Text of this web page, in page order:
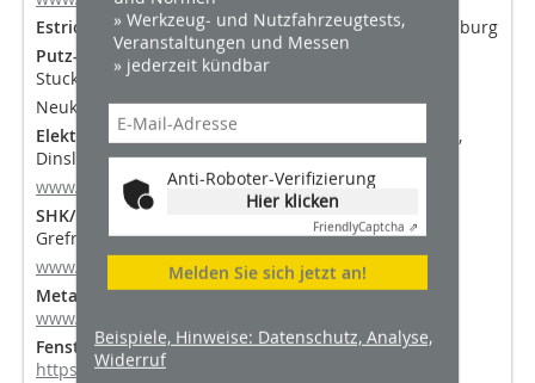
EstrichverlegungZita Geistert Estrichverlegung, Duisburg
Putz-, Maler und TrockenbauarbeitenSK
Stuckateurbetrieb,
Neukirchen-Vluyn
Elektroinstallation Gebäudetechnik
Firma Tenbusch,
Dinslaken,
www.tenbusch.net
SHK/LüftungSchommer Heizung & Sanitär OHG,
Grefrath,
www.hsheizung.de
MetallbauHennig Metallbau GmbH, Kempen,
www.hennigmetallbau.de
FenstereinbauFenster-Nuha, Aldenhoven,
https://fenster-nuha.de
» Werkzeug- und Nutzfahrzeugtests,
Veranstaltungen und Messen
» jederzeit kündbar
Anti-Roboter-Verifizierung
Hier klicken
FriendlyCaptcha ⇗
Melden Sie sich jetzt an!
Beispiele, Hinweise: Datenschutz, Analyse,
Widerruf